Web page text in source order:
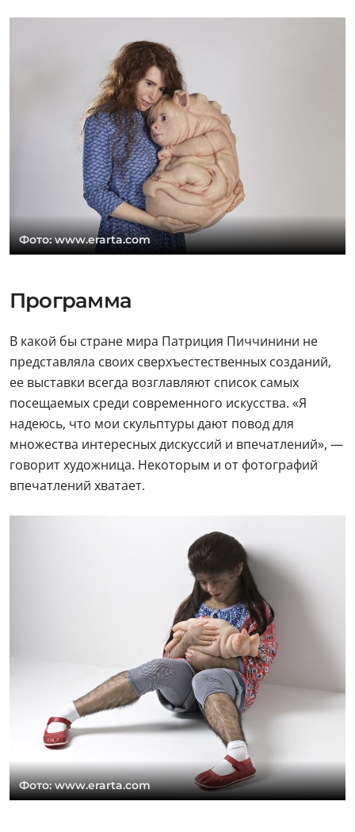
Фото: www.erarta.com
Программа
В какой бы стране мира Патриция Пиччинини не
представляла своих сверхъестественных созданий,
ее выставки всегда возглавляют список самых
посещаемых среди современного искусства. «Я
надеюсь, что мои скульптуры дают повод для
множества интересных дискуссий и впечатлений», —
говорит художница. Некоторым и от фотографий
впечатлений хватает.
Фото: www.erarta.com